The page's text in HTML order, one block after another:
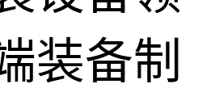
装备制